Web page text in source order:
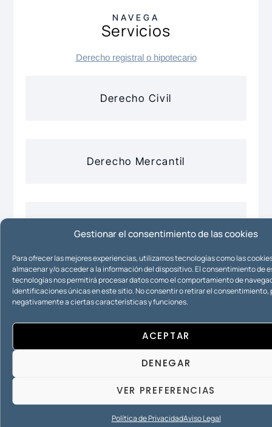
Gestionar el consentimiento de las cookies
Para ofrecer las mejores experiencias, utilizamos tecnologías como las
almacenar y/o acceder a la información del dispositivo. El consentimiento de
tecnologías nos permitirá procesar datos como el comportamiento de
identificaciones únicas en este sitio. No consentir o retirar el consentimiento,
negativamente a ciertas características y funciones.
ACEPTAR
DENEGAR
VER PREFERENCIAS
Política de PrivacidadAviso Legal
NAVEGA
Servicios
Derecho registral o hipotecario
Derecho Civil
Derecho Mercantil
Urbanismo